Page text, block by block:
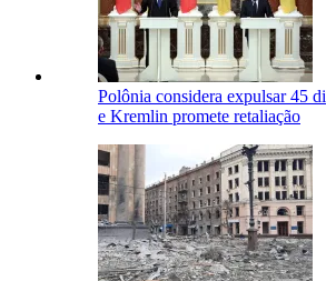
Polônia considera expulsar 45
e Kremlin promete retaliação